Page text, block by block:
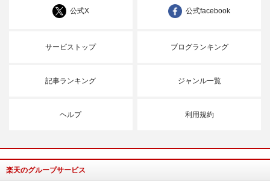
公式X 公式facebook
サービストップ ブログランキング
記事ランキング ジャンル一覧
ヘルプ 利用規約
楽天のグループサービス